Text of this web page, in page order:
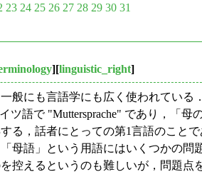
23 24 25 26 27 28 29 30 31
][linguistic_right]
般にも言語学にも広く使われている
ツ語で "Muttersprache" であり，「母
る，話者にとっての第1言語のことで
母語」という用語にはいくつかの問
控えるというのも難しいが，問題点